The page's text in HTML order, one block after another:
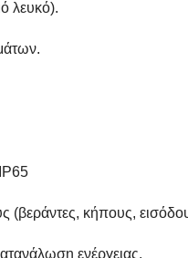
λευκό).
(βεράντες, κήπους,
ενέργειας.